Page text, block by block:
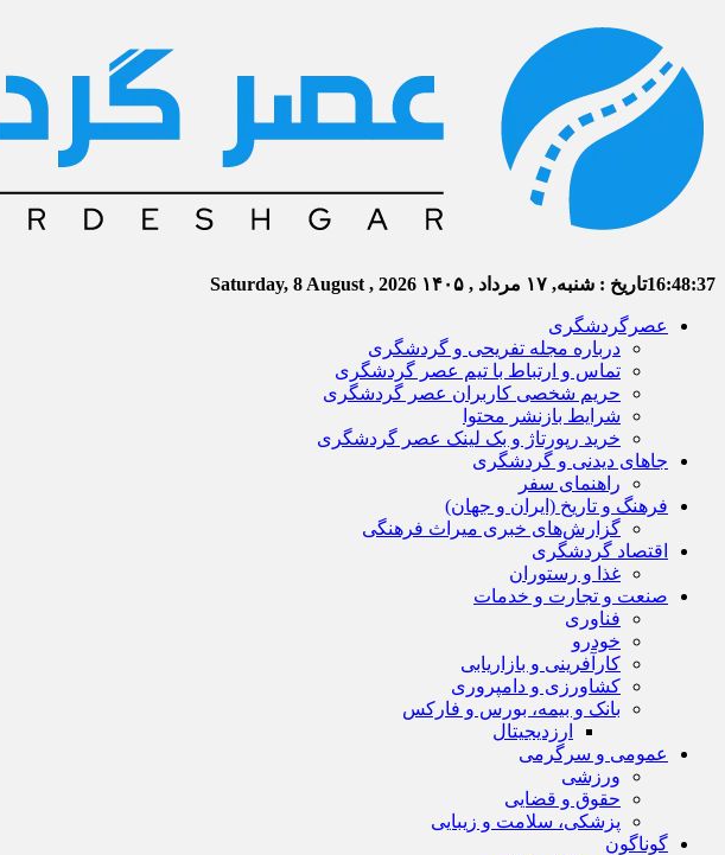
16:48:39تاریخ : شنبه, ۱۷ مرداد , ۱۴۰۵ Saturday, 8 August , 2026
عصرگردشگری
درباره مجله تفریحی و گردشگری
تماس و ارتباط با تیم عصر گردشگری
حریم شخصی کاربران عصر گردشگری
شرایط بازنشر محتوا
خرید رپورتاژ و بک لینک عصر گردشگری
جاهای دیدنی و گردشگری
راهنمای سفر
فرهنگ و تاریخ (ایران و جهان)
گزارش‌های خبری میراث فرهنگی
اقتصاد گردشگری
غذا و رستوران
صنعت و تجارت و خدمات
فناوری
خودرو
کارآفرینی و بازاریابی
کشاورزی و دامپروری
بانک و بیمه، بورس و فارکس
ارزدیجیتال
عمومی و سرگرمی
ورزشی
حقوق و قضایی
پزشکی، سلامت و زیبایی
گوناگون